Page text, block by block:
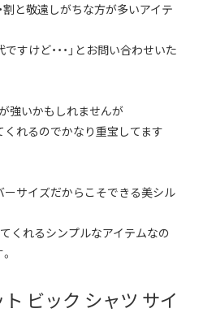
割と敬遠しがちな方が多いアイテ
すけど・・・」とお問い合わせいた
強いかもしれませんが
くれるのでかなり重宝してます
ーサイズだからこそできる美シル
くれるシンプルなアイテムなの
ビック シャツ サイ